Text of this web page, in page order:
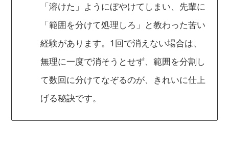
「溶けた」ようにぼやけてしまい、先輩に
「範囲を分けて処理しろ」と教わった苦い
経験があります。1回で消えない場合は、
無理に一度で消そうとせず、範囲を分割し
て数回に分けてなぞるのが、きれいに仕上
げる秘訣です。